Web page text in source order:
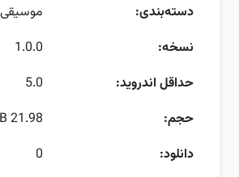
دسته‌بندی:
موسیقی
نسخه:
1.0.0
حداقل اندروید:
5.0
حجم:
21.98 MB
دانلود:
0